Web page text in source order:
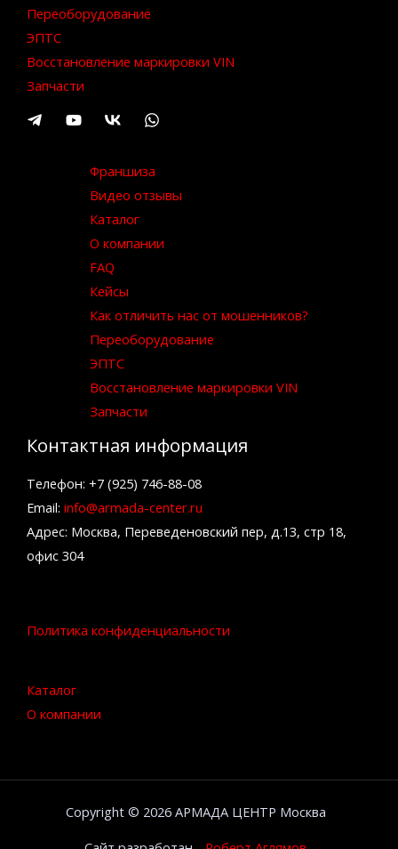
Переоборудование
ЭПТС
Восстановление маркировки VIN
Запчасти
Франшиза
Видео отзывы
Каталог
О компании
FAQ
Кейсы
Как отличить нас от мошенников?
Переоборудование
ЭПТС
Восстановление маркировки VIN
Запчасти
Контактная информация
Телефон: +7 (925) 746-88-08
Email: info@armada-center.ru
Адрес: Москва, Переведеновский пер, д.13, стр 18,
офис 304
Политика конфиденциальности
Каталог
О компании
Copyright © 2026 АРМАДА ЦЕНТР Москва